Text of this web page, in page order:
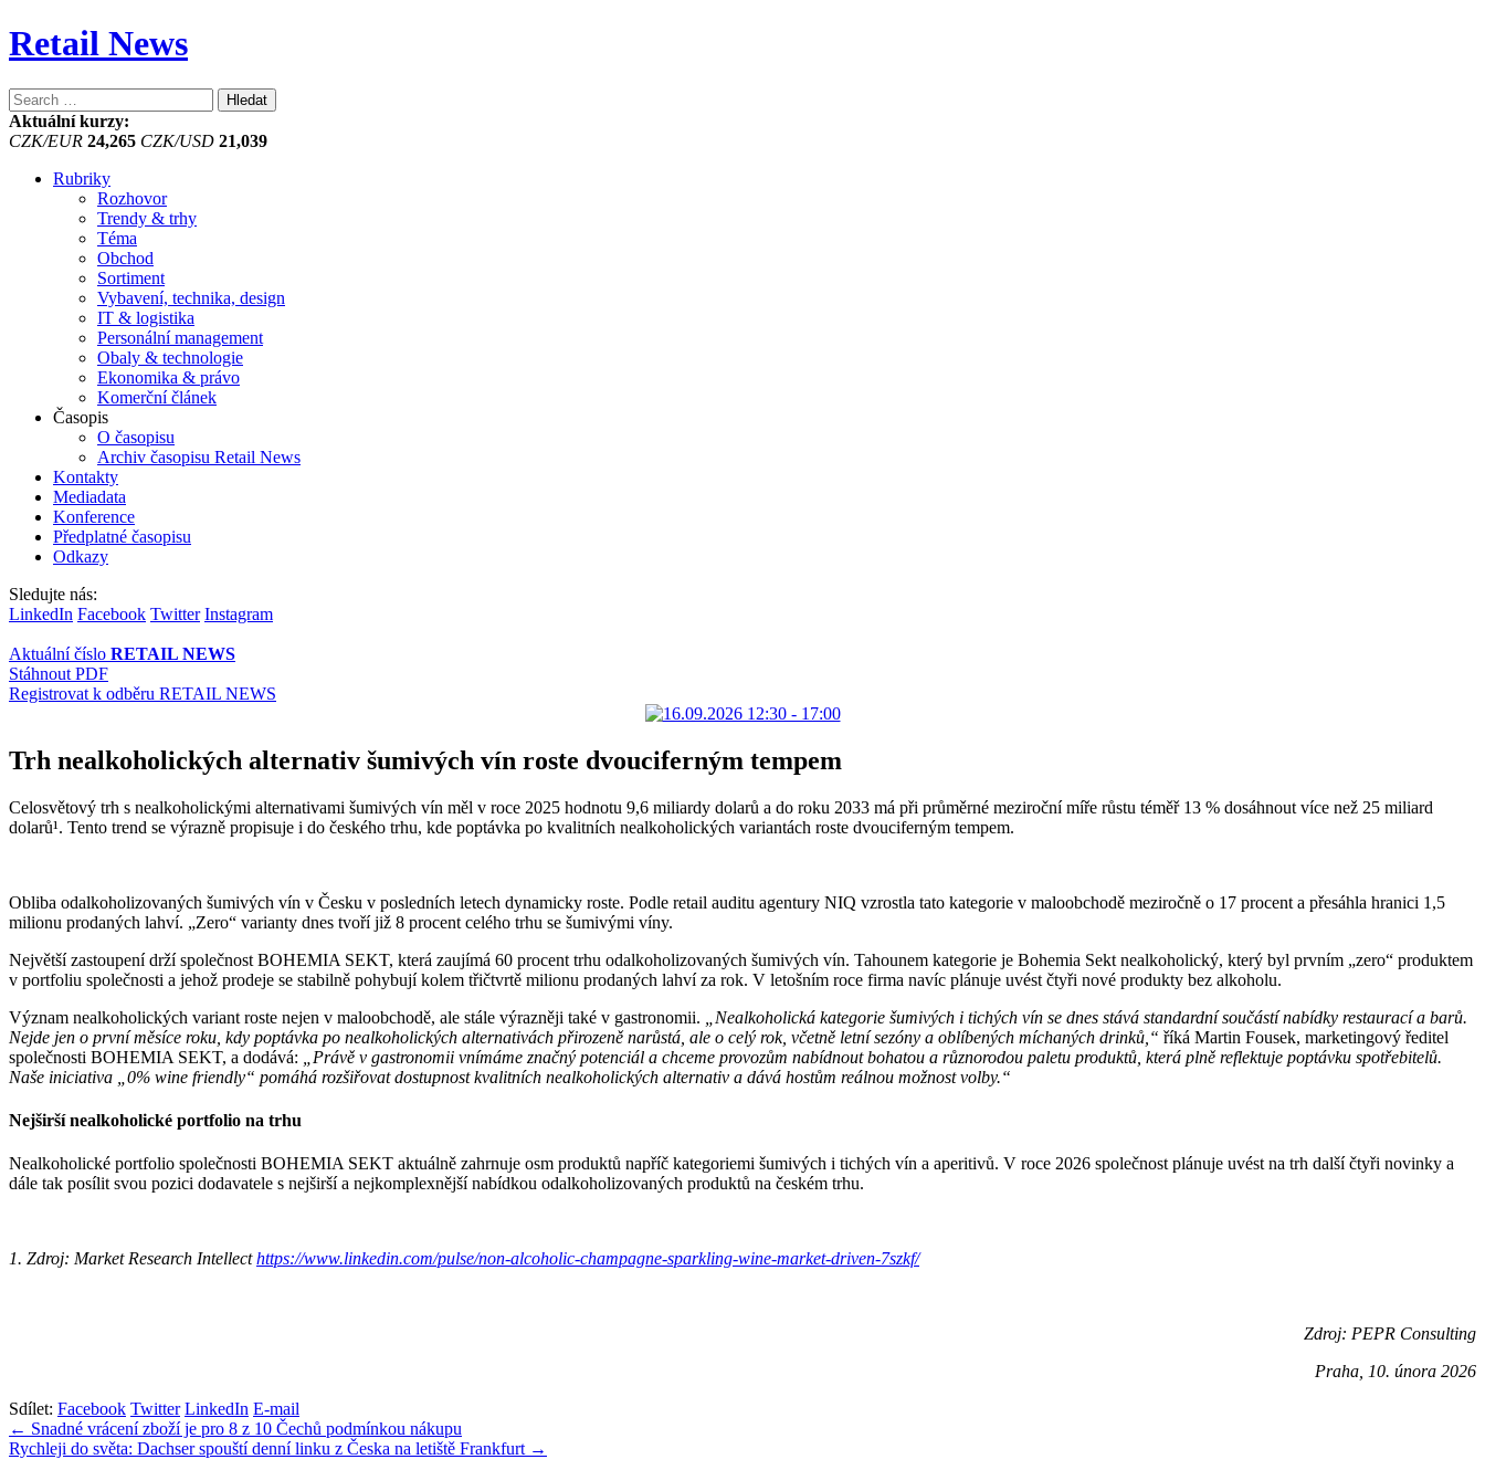
Retail News
Vyhledávání
Aktuální kurzy:
CZK/EUR 24,265 CZK/USD 21,039
Rubriky
Rozhovor
Trendy & trhy
Téma
Obchod
Sortiment
Vybavení, technika, design
IT & logistika
Personální management
Obaly & technologie
Ekonomika & právo
Komerční článek
Časopis
O časopisu
Archiv časopisu Retail News
Kontakty
Mediadata
Konference
Předplatné časopisu
Odkazy
Sledujte nás:
LinkedIn Facebook Twitter Instagram
Aktuální číslo RETAIL NEWS
Stáhnout PDF
Registrovat k odběru RETAIL NEWS
Trh nealkoholických alternativ šumivých vín roste dvouciferným tempem
Celosvětový trh s nealkoholickými alternativami šumivých vín měl v roce 2025 hodnotu 9,6 miliardy dolarů a do roku 2033 má při průměrné meziroční míře růstu téměř 13 % dosáhnout více než 25 miliard
dolarů¹. Tento trend se výrazně propisuje i do českého trhu, kde poptávka po kvalitních nealkoholických variantách roste dvouciferným tempem.
Obliba odalkoholizovaných šumivých vín v Česku v posledních letech dynamicky roste. Podle retail auditu agentury NIQ vzrostla tato kategorie v maloobchodě meziročně o 17 procent a přesáhla hranici 1,5
milionu prodaných lahví. „Zero“ varianty dnes tvoří již 8 procent celého trhu se šumivými víny.
Největší zastoupení drží společnost BOHEMIA SEKT, která zaujímá 60 procent trhu odalkoholizovaných šumivých vín. Tahounem kategorie je Bohemia Sekt nealkoholický, který byl prvním „zero“ produktem
v portfoliu společnosti a jehož prodeje se stabilně pohybují kolem třičtvrtě milionu prodaných lahví za rok. V letošním roce firma navíc plánuje uvést čtyři nové produkty bez alkoholu.
Význam nealkoholických variant roste nejen v maloobchodě, ale stále výrazněji také v gastronomii. „Nealkoholická kategorie šumivých i tichých vín se dnes stává standardní součástí nabídky restaurací a barů.
Nejde jen o první měsíce roku, kdy poptávka po nealkoholických alternativách přirozeně narůstá, ale o celý rok, včetně letní sezóny a oblíbených míchaných drinků,“ říká Martin Fousek, marketingový ředitel
společnosti BOHEMIA SEKT, a dodává:
„Právě v gastronomii vnímáme značný potenciál a chceme provozům nabídnout bohatou a různorodou paletu produktů, která plně reflektuje poptávku spotřebitelů.
Naše iniciativa „0% wine friendly“ pomáhá rozšiřovat dostupnost kvalitních nealkoholických alternativ a dává hostům reálnou možnost volby.“
Nejširší nealkoholické portfolio na trhu
Nealkoholické portfolio společnosti BOHEMIA SEKT aktuálně zahrnuje osm produktů napříč kategoriemi šumivých i tichých vín a aperitivů. V roce 2026 společnost plánuje uvést na trh další čtyři novinky a
dále tak posílit svou pozici dodavatele s nejširší a nejkomplexnější nabídkou odalkoholizovaných produktů na českém trhu.
1. Zdroj: Market Research Intellecthttps://www.linkedin.com/pulse/non-alcoholic-champagne-sparkling-wine-market-driven-7szkf/
Zdroj: PEPR Consulting
Praha, 10. února 2026
Sdílet: Facebook Twitter LinkedIn E-mail
Navigace
pro
← Snadné vrácení zboží je pro 8 z 10 Čechů podmínkou nákupu
Rychleji do světa: Dachser spouští denní linku z Česka na letiště Frankfurt →